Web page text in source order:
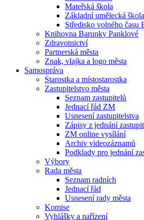
Mateřská škola
Základní umělecká škola
Středisko volného času
Knihovna Barunky Panklové
Zdravotnictví
Partnerská města
Znak, vlajka a logo města
Samospráva
Starostka a místostarostka
Zastupitelstvo města
Seznam zastupitelů
Jednací řád ZM
Usnesení zastupitelstva
Zápisy z jednání
ZM online vysílání
Archiv videozáznamů
Podklady pro jednání
Výbory
Rada města
Seznam radních
Jednací řád
Usnesení rady města
Komise
Vyhlášky a nařízení